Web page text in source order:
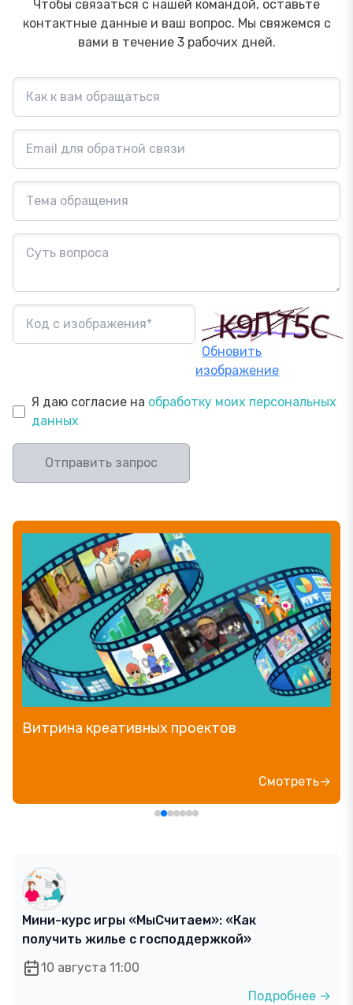
Чтобы связаться с нашей командой, оставьте
контактные данные и ваш вопрос. Мы свяжемся с
вами в течение 3 рабочих дней.
Обновить
изображение
Я даю согласие на обработку моих персональных
данных
Отправить запрос
Витрина креативных проектов
Смотреть→
Мини-курс игры «МыСчитаем»: «Как
получить жилье с господдержкой»
10 августа 11:00
Подробнее →